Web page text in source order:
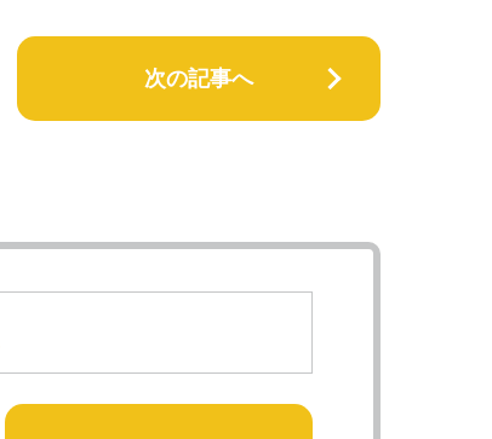
次の記事へ